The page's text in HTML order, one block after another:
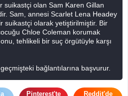
suikastçi olan Sam Karen Gillan
Sam, annesi Scarlet Lena Headey
suikastçi olarak yetiştirilmiştir. Bir
Chloe Coleman korumak
tehlikeli bir suç örgütüyle karşı
bağlantılarına başvurur.
Bassett yardım alır. Bu kadınlar,
Pinterest'te
Reddit'de